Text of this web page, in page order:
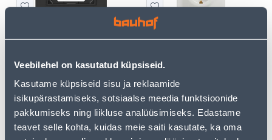
Veebilehel on kasutatud küpsiseid.
Kasutame küpsiseid sisu ja reklaamide
isikupärastamiseks, sotsiaalse meedia funktsioonide
pakkumiseks ning liikluse analüüsimiseks. Edastame
teavet selle kohta, kuidas meie saiti kasutate, ka oma
VILMA QR FIT LINE MUST
1.19 €
PISTIKUPESA 2-NE M-GA
SCHNEIDER-ELECTRIC
6.40 €
KAMPAANIA KAMPAANIA